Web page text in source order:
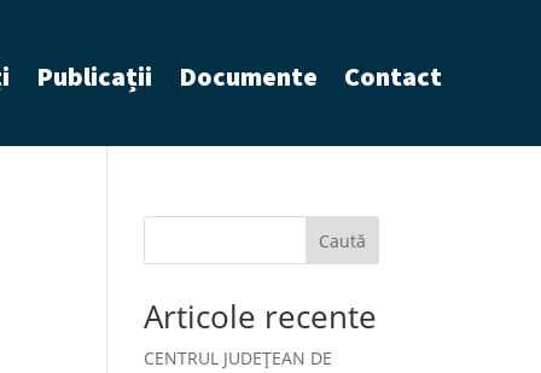
Publicații Documente Contact
Caută
Articole recente
CENTRUL JUDEȚEAN DE